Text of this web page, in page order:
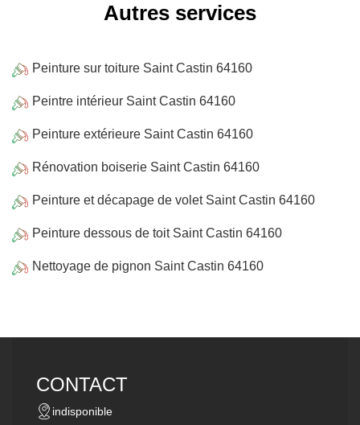
Autres services
Peinture sur toiture Saint Castin 64160
Peintre intérieur Saint Castin 64160
Peinture extérieure Saint Castin 64160
Rénovation boiserie Saint Castin 64160
Peinture et décapage de volet Saint Castin 64160
Peinture dessous de toit Saint Castin 64160
Nettoyage de pignon Saint Castin 64160
CONTACT
indisponible